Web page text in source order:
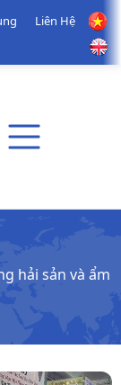
Liên Hệ
hải sản và ẩm